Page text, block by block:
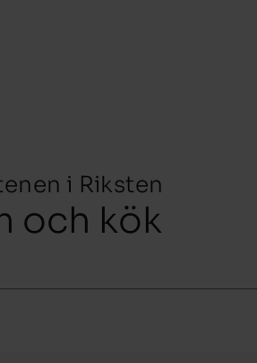
i Riksten
och kök